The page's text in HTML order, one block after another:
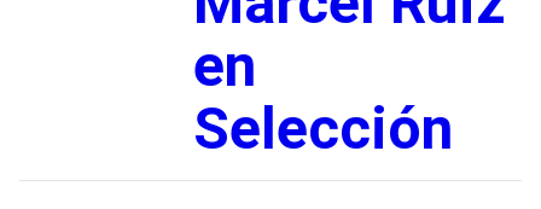
en
Selección